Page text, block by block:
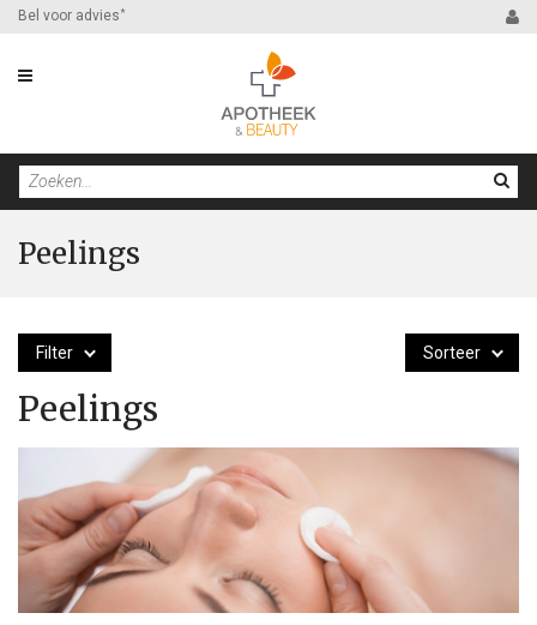
Bel voor advies *
Peelings
Filter Sorteer
Peelings